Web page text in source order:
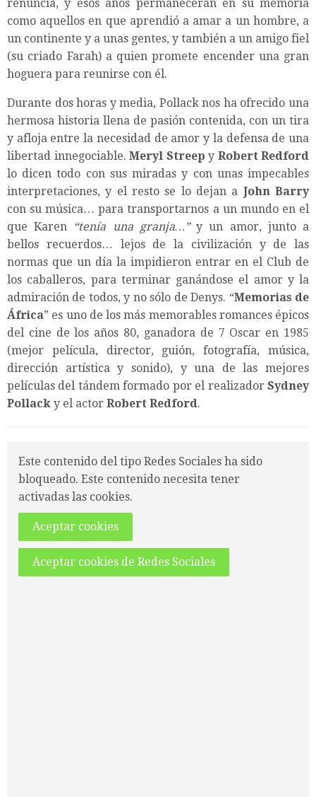
renuncia, y esos años permanecerán en su memoria
como aquellos en que aprendió a amar a un hombre, a
un continente y a unas gentes, y también a un amigo fiel
(su criado Farah) a quien promete encender una gran
hoguera para reunirse con él.
Durante dos horas y media, Pollack nos ha ofrecido una
hermosa historia llena de pasión contenida, con un tira
y afloja entre la necesidad de amor y la defensa de una
libertad innegociable. Meryl Streep y Robert Redford
lo dicen todo con sus miradas y con unas impecables
interpretaciones, y el resto se lo dejan a John Barry
con su música… para transportarnos a un mundo en el
que Karen
“tenía una granja…”y un amor, junto a
bellos recuerdos… lejos de la civilización y de las
normas que un día la impidieron entrar en el Club de
los caballeros, para terminar ganándose el amor y la
admiración de todos, y no sólo de Denys. “Memorias de
África” es uno de los más memorables romances épicos
del cine de los años 80, ganadora de 7 Oscar en 1985
(mejor película, director, guión, fotografía, música,
dirección artística y sonido), y una de las mejores
películas del tándem formado por el realizador Sydney
Pollack y el actor Robert Redford.
Este contenido del tipo Redes Sociales ha sido
bloqueado. Este contenido necesita tener
activadas las cookies.
Aceptar cookies
Aceptar cookies de Redes Sociales